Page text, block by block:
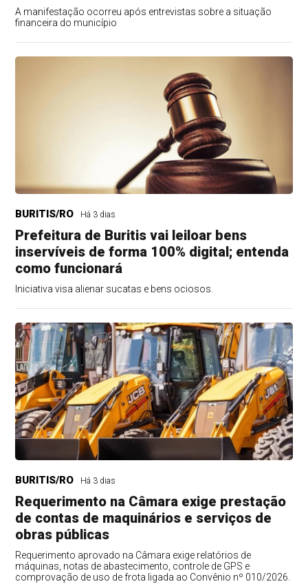
A manifestação ocorreu após entrevistas sobre a situação
financeira do município
BURITIS/RO Há 3 dias
Prefeitura de Buritis vai leiloar bens
inservíveis de forma 100% digital; entenda
como funcionará
Iniciativa visa alienar sucatas e bens ociosos.
BURITIS/RO Há 3 dias
Requerimento na Câmara exige prestação
de contas de maquinários e serviços de
obras públicas
Requerimento aprovado na Câmara exige relatórios de
máquinas, notas de abastecimento, controle de GPS e
comprovação de uso de frota ligada ao Convênio nº 010/2026.